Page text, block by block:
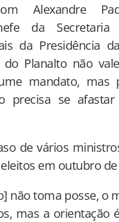
Alexandre
da Secretaria
da Presidência
do Planalto não
mandato, mas
precisa se
de vários
em outubro de
não toma posse, o
mas a orientação